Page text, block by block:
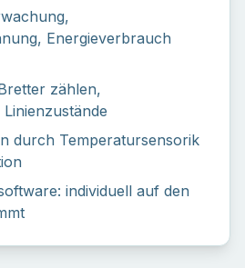
Energieverbrauch
zählen,
durch Temperatursensorik
individuell auf den